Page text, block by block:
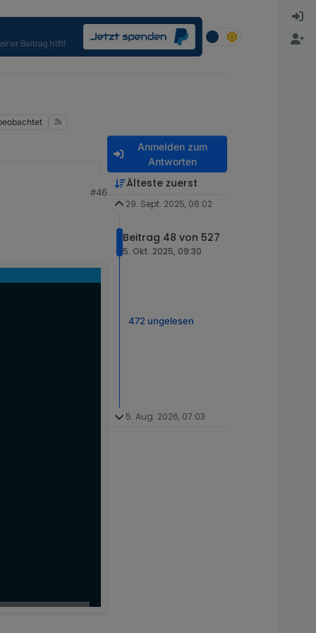
#46
Anmelden zum
Antworten
Älteste zuerst
29. Sept. 2025, 06:02
Beitrag 48 von 527
5. Okt. 2025, 09:30
472 ungelesen
5. Aug. 2026, 07:03